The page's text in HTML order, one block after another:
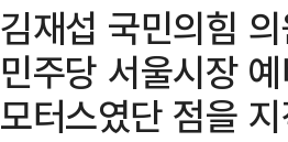
김재섭 국민의힘
민주당 서울시장
모터스였단 점을